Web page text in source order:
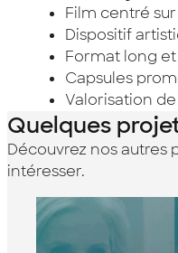
Film centré sur
Dispositif
Format long
Capsules
Valorisation de
Quelques
Découvrez nos autres
intéresser.